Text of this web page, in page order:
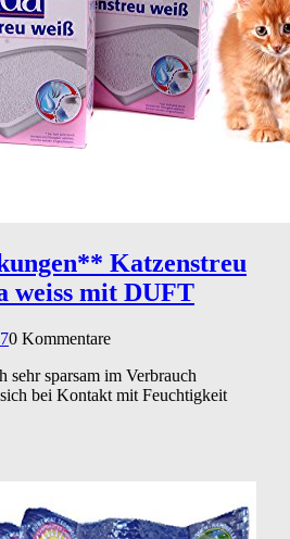
Katzenstreu
weiss mit DUFT
0 Kommentare
sparsam im Verbrauch
bei Kontakt mit Feuchtigkeit